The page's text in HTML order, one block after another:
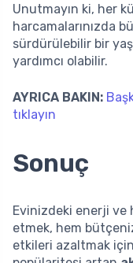
Unutmayın ki, her
harcamalarınızda
sürdürülebilir bir
yardımcı olabilir.
AYRICA BAKIN:
tıklayın
Sonuç
Evinizdeki enerji ve
etmek, hem
etkileri azaltmak